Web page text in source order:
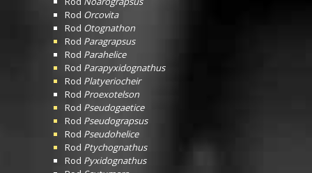
Rod Orcovita
Rod Otognathon
Rod Paragrapsus
Rod Parahelice
Rod Parapyxidognathus
Rod Platyeriocheir
Rod Proexotelson
Rod Pseudogaetice
Rod Pseudograpsus
Rod Pseudohelice
Rod Ptychognathus
Rod Pyxidognathus